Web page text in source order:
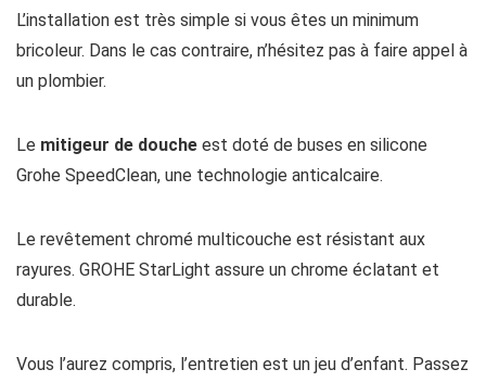
L’installation est très simple si vous êtes un minimum
bricoleur. Dans le cas contraire, n’hésitez pas à faire appel à
un plombier.
Le mitigeur de douche est doté de buses en silicone
Grohe SpeedClean, une technologie anticalcaire.
Le revêtement chromé multicouche est résistant aux
rayures. GROHE StarLight assure un chrome éclatant et
durable.
Vous l’aurez compris, l’entretien est un jeu d’enfant. Passez